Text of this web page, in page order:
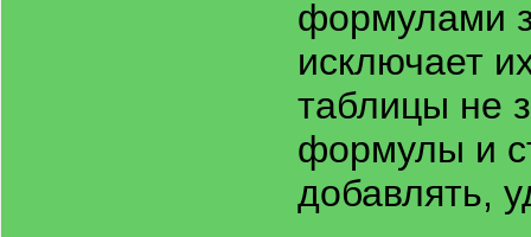
формулами
исключает
таблицы не
формулы и
добавлять,